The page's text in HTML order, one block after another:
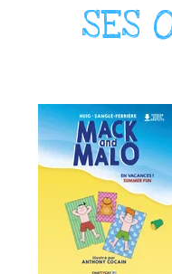
SES